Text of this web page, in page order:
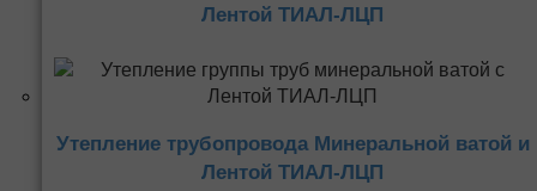
Лентой ТИАЛ-ЛЦП
Утепление трубопровода Минеральной ватой и
Лентой ТИАЛ-ЛЦП